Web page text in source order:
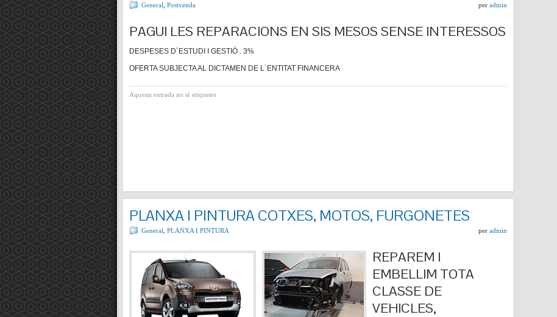
General Postvenda per admin
PAGUI LES REPARACIONS EN SIS MESOS SENSE INTERESSOS
DESPESES D´ESTUDI I GESTIÓ . 3%
OFERTA SUBJECTA AL DICTAMEN DE L´ENTITAT FINANCERA
Aquesta entrada no té etiquetes
PLANXA I PINTURA COTXES, MOTOS, FURGONETES
General PLANXA I PINTURA per admin
REPAREM I
EMBELLIM TOTA
CLASSE DE
VEHICLES,